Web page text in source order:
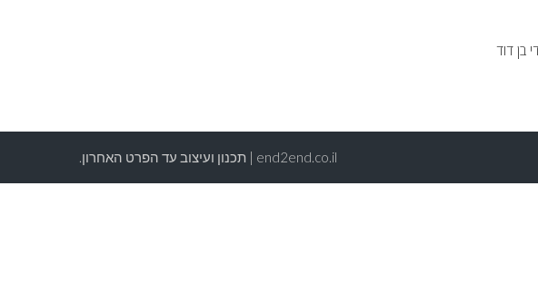
end2end.co.il | תכנון ועיצוב עד הפרט האחרון.